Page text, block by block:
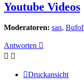
Youtube Videos
Moderatoren: san,
Antworten
Druckansicht